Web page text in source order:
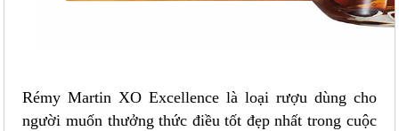
Rémy Martin XO Excellence là loại rượu dùng cho
người muốn thưởng thức điều tốt đẹp nhất trong cuộc